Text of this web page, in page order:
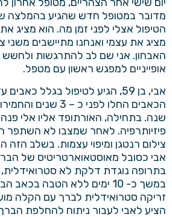
מדובר במטופל חדש שהגיע בהמלצה
הטיפול אצלי לפני זמן מה. הוא מציג
מציג את עצמי ואנחנו מתיישבים משני
האבחון. אני שם לב להתרגשות ולחשש
אופייניים למפגש ראשון עם מטפל.
אבי, בן 59, הגיע לטיפול בגלל
הכאבים החלו לפני כ –
שנה. בתחילה, האורתופד אליו אלי פנה
פיזיותרפיה. לאחר שמצבו לא השתפר
צילום רנטגן ומיפוי עצמות. בשלב
אבי כסובל מאוסטאוארטריטיס של
בתרופה נוגדת דלקת לא
במשך כ- 10 ימים ללא הטבה
זריקה סטרואידלית לברך עם הקלה
הציע לאבי לעבור ניתוח להחלפת